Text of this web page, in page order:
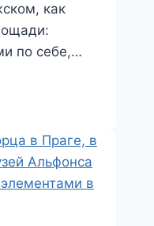
как
по себе,…